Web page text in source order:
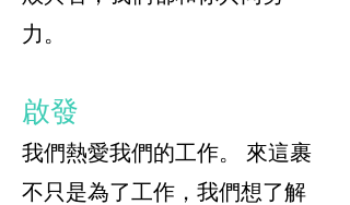
力。
啟發
我們熱愛我們的工作。 來這裹
不只是為了工作，我們想了解